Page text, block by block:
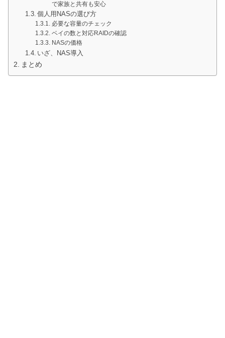
で家族と共有も安心
個人用NASの選び方
必要な容量のチェック
ベイの数と対応RAIDの確認
NASの価格
いざ、NAS導入
まとめ